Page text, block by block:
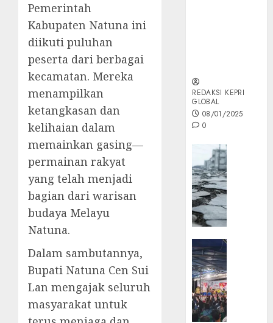
Pemerintah
Kabupaten Natuna ini
diikuti puluhan
peserta dari berbagai
kecamatan. Mereka
menampilkan
ketangkasan dan
kelihaian dalam
memainkan gasing—
permainan rakyat
yang telah menjadi
bagian dari warisan
budaya Melayu
Natuna.
Dalam sambutannya,
Bupati Natuna Cen Sui
Lan mengajak seluruh
masyarakat untuk
REDAKSI KEPRI
GLOBAL
08/01/2025
0